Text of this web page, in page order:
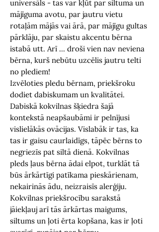
universāls - tas var kļūt par siltuma un
mājīguma avotu, par jautru vietu
rotaļām mājās vai ārā, par mājīgu gultas
pārklāju, par skaistu akcentu bērna
istabā utt. Arī ... droši vien nav neviena
bērna, kurš nebūtu uzcēlis jautru telti
no plediem!
Izvēloties pledu bērnam, priekšroku
dodiet dabiskumam un kvalitātei.
Dabiskā kokvilnas šķiedra šajā
kontekstā neapšaubāmi ir pelnījusi
vislielākās ovācijas. Vislabāk ir tas, ka
tas ir gaisu caurlaidīgs, tāpēc bērns to
negriezīs pat siltā dienā. Kokvilnas
pleds ļaus bērna ādai elpot, turklāt tā
būs ārkārtīgi patīkama pieskārienam,
nekairinās ādu, neizraisīs alerģiju.
Kokvilnas priekšrocību sarakstā
jāiekļauj arī tās ārkārtas maigums,
siltums un ļoti ērta kopšana, kas ir ļoti